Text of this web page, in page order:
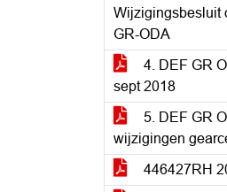
Wijzigingsbesluit
GR-ODA
4. DEF GR
sept 2018
5. DEF GR
wijzigingen
446427RH